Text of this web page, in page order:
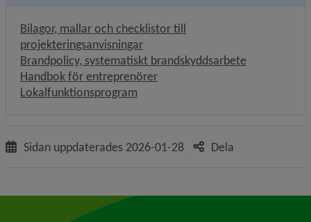
Bilagor, mallar och checklistor till
projekteringsanvisningar
Brandpolicy, systematiskt brandskyddsarbete
Handbok för entreprenörer
Lokalfunktionsprogram
Sidan uppdaterades 2026-01-28 Dela